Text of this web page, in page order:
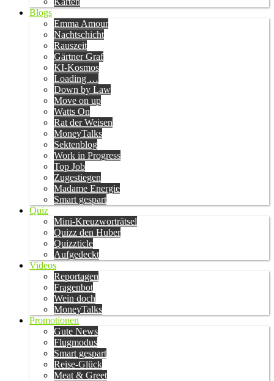
Blogs
Emma Amour
Nachtschicht
Rauszeit
Gärtner Graf
KI-Kosmos
Loading …
Down by Law
Move on up
Watts On
Rat der Weisen
MoneyTalks
Sektenblog
Work in Progress
Top Job
Zugestiegen
Madame Energie
Smart gespart
Quiz
Mini-Kreuzworträtsel
Quizz den Huber
Quizzticle
Aufgedeckt
Videos
Reportagen
Fragenbot
Wein doch
MoneyTalks
Promotionen
Gute News
Flugmodus
Smart gespart
Reise-Glück
Meat & Greet